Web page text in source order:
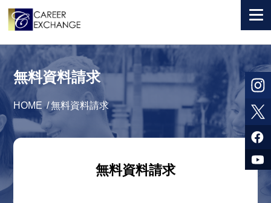
+ 国から選ぶ
+ 目的から選ぶ
求人検索
参加者体験談
無料資料請求
HOME /無料資料請求
無料資料請求